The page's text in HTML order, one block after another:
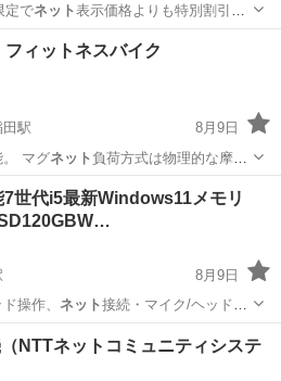
限定でネット表示価格よりも特別割引を
商品
フィットネスバイク
駅
8月9日
。 マグネット 負荷方式は物理的な摩擦
フィットネス、トレーニング
7世代i5最新Windows11メモリ
8月9日
操作、 ネット接続・マイク/ヘッドフ
ノートパソコン
NTTネットコミュニティシステ